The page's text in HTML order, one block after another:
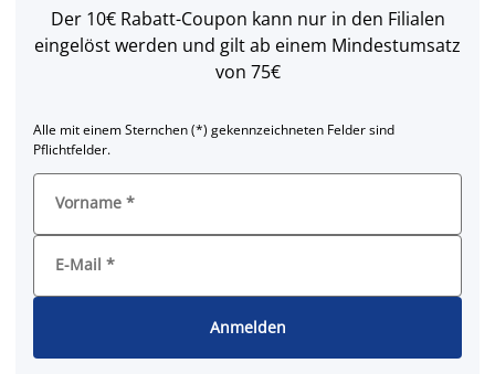
Der 10€ Rabatt-Coupon kann nur in den Filialen
eingelöst werden und gilt ab einem Mindestumsatz
von 75€
Alle mit einem Sternchen (*) gekennzeichneten Felder sind
Pflichtfelder.
Vorname *
E-Mail *
Anmelden